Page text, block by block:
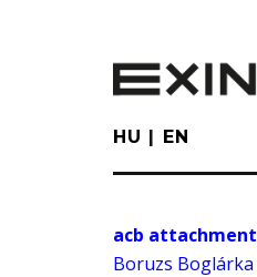
HU EN
acb attachment
Boruzs Boglárka